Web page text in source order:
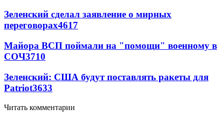
Зеленский сделал заявление о мирных
переговорах4617
Майора ВСП поймали на "помощи" военному в
СОЧ3710
Зеленский: США будут поставлять ракеты для
Patriot3633
Читать комментарии